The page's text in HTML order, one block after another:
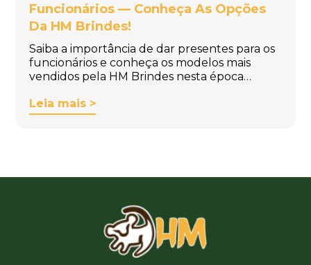
Funcionários — Conheça As Opções
Da HM Brindes!
Saiba a importância de dar presentes para os
funcionários e conheça os modelos mais
vendidos pela HM Brindes nesta época…
Leia mais >